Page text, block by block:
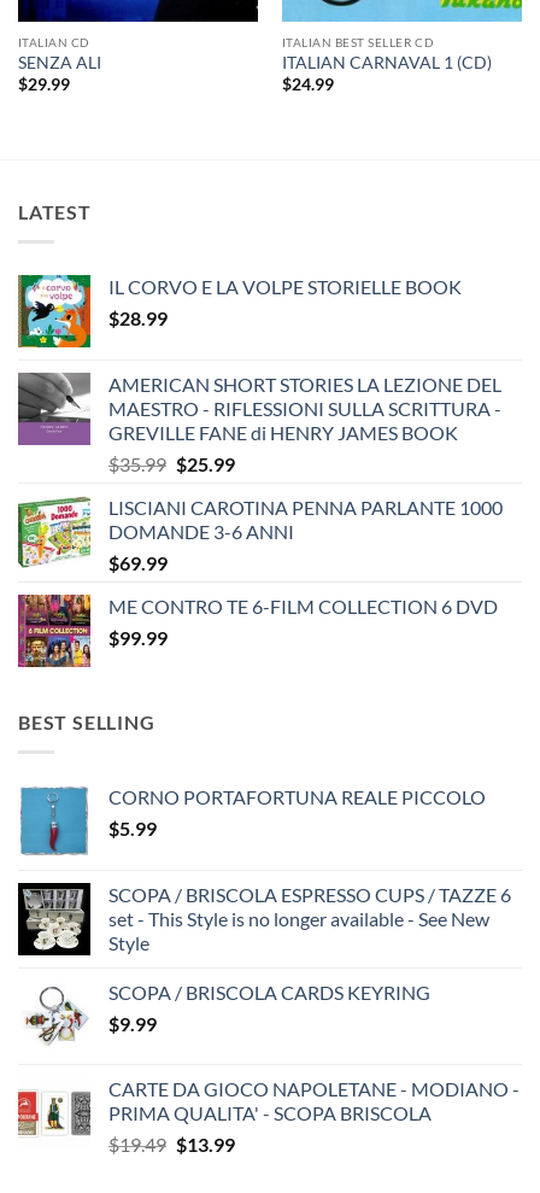
ITALIAN CD
SENZA ALI
$29.99
ITALIAN BEST SELLER CD
ITALIAN CARNAVAL 1 (CD)
$24.99
LATEST
IL CORVO E LA VOLPE STORIELLE BOOK
$28.99
AMERICAN SHORT STORIES LA LEZIONE DEL
MAESTRO - RIFLESSIONI SULLA SCRITTURA -
GREVILLE FANE di HENRY JAMES BOOK
$35.99 Original
was:
$35.99.
$25.99Current
is:
$25.99.
LISCIANI CAROTINA PENNA PARLANTE 1000
DOMANDE 3-6 ANNI
$69.99
ME CONTRO TE 6-FILM COLLECTION 6 DVD
$99.99
BEST SELLING
CORNO PORTAFORTUNA REALE PICCOLO
$5.99
SCOPA / BRISCOLA ESPRESSO CUPS / TAZZE 6
set - This Style is no longer available - See New
Style
SCOPA / BRISCOLA CARDS KEYRING
$9.99
CARTE DA GIOCO NAPOLETANE - MODIANO -
PRIMA QUALITA' - SCOPA BRISCOLA
$19.49 Original
$13.99Current